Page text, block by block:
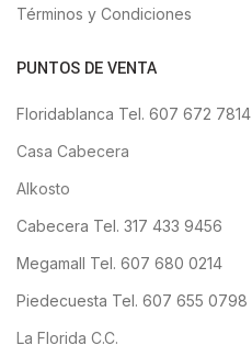
Términos y Condiciones
PUNTOS DE VENTA
Floridablanca Tel. 607 672 7814
Casa Cabecera
Alkosto
Cabecera Tel. 317 433 9456
Megamall Tel. 607 680 0214
Piedecuesta Tel. 607 655 0798
La Florida C.C.